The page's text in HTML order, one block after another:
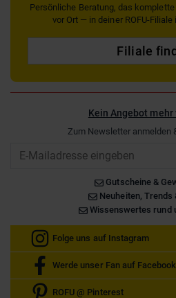
Persönliche Beratung, das
vor Ort — in deiner ROFU-Filiale
Filiale
Kein Angebot mehr
Zum Newsletter anmelden
Gutscheine &
Neuheiten, Trends
Wissenswertes rund
Folge uns auf Instagram
Werde unser Fan auf Facebook
ROFU @ Pinterest